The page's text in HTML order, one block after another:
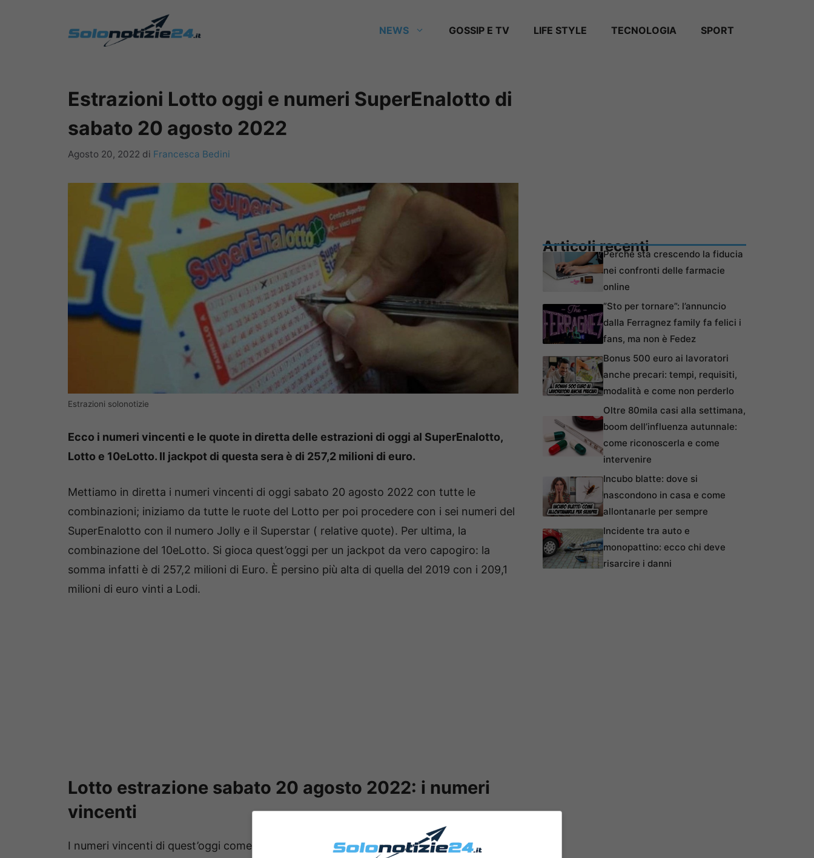
NEWS GOSSIP E TV LIFE STYLE TECNOLOGIA SPORT
Estrazioni Lotto oggi e numeri SuperEnalotto di
sabato 20 agosto 2022
Agosto 20, 2022 di Francesca Bedini
Estrazioni solonotizie
Ecco i numeri vincenti e le quote in diretta delle estrazioni di oggi al SuperEnalotto,
Lotto e 10eLotto. Il jackpot di questa sera è di 257,2 milioni di euro.
Mettiamo in diretta i numeri vincenti di oggi sabato 20 agosto 2022 con tutte le
combinazioni; iniziamo da tutte le ruote del Lotto per poi procedere con i sei numeri del
SuperEnalotto con il numero Jolly e il Superstar ( relative quote). Per ultima, la
combinazione del 10eLotto. Si gioca quest’oggi per un jackpot da vero capogiro: la
somma infatti è di 257,2 milioni di Euro. È persino più alta di quella del 2019 con i 209,1
milioni di euro vinti a Lodi.
Lotto estrazione sabato 20 agosto 2022: i numeri
vincenti
I numeri vincenti di quest’oggi come sempre vengono comunicati per ogni ruota e quella
Articoli recentiPerché sta crescendo la fiducia
nei confronti delle farmacie
online
“Sto per tornare”: l’annuncio
dalla Ferragnez family fa felici i
fans, ma non è Fedez
Bonus 500 euro ai lavoratori
anche precari: tempi, requisiti,
modalità e come non perderlo
Oltre 80mila casi alla settimana,
boom dell’influenza autunnale:
come riconoscerla e come
intervenire
Incubo blatte: dove si
nascondono in casa e come
allontanarle per sempre
Incidente tra auto e
monopattino: ecco chi deve
risarcire i danni